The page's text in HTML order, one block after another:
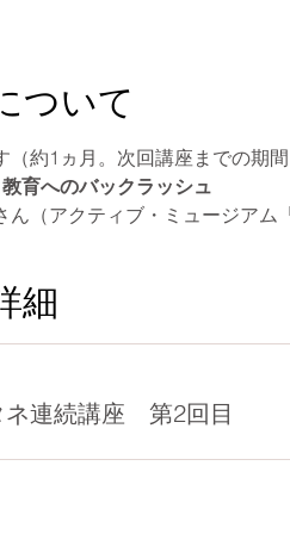
ついて
約1ヵ月。次回講座までの期間
育へのバックラッシュ
ん（アクティブ・ミュージアム
細
ネ連続講座 第2回目